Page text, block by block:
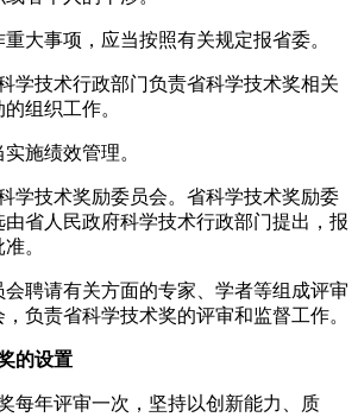
大事项，应当按照有关规定报省委。
学技术行政部门负责省科学技术奖相关
组织工作。
施绩效管理。
学技术奖励委员会。省科学技术奖励委
由省人民政府科学技术行政部门提出，报
。
聘请有关方面的专家、学者等组成评审
负责省科学技术奖的评审和监督工作。
的设置
每年评审一次，坚持以创新能力、质